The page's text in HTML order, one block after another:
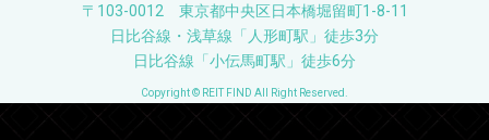
〒103-0012 東京都中央区日本橋堀留町1-8-11
日比谷線・浅草線「人形町駅」徒歩3分
日比谷線「小伝馬町駅」徒歩6分
Copyright © REIT FIND All Right Reserved.